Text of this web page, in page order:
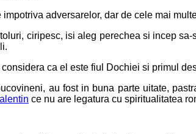
impotriva adversarelor, dar de cele mai
ciripesc, isi aleg perechea si incep
ca el este fiul Dochiei si primul
au fost in buna parte uitate,
ce nu are legatura cu spiritualitatea